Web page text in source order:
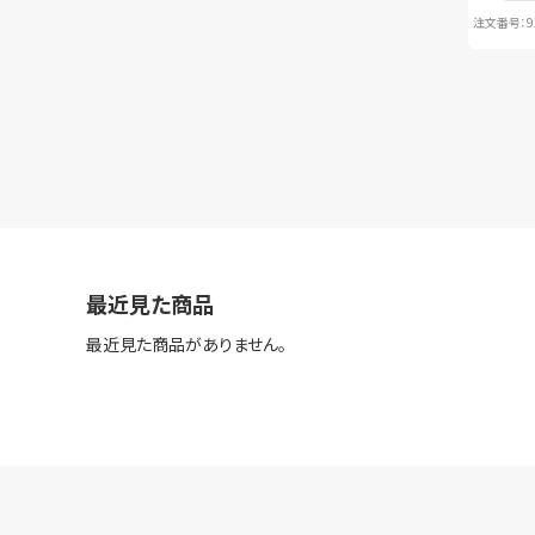
注文番号
最近見た商品
最近見た商品がありません。